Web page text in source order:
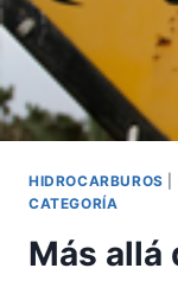
HIDROCARBUROS
CATEGORÍA
Más allá